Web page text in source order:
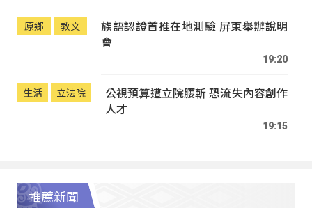
原鄉 教文
族語認證首推在地測驗 屏東舉辦說明
會
19:20
生活 立法院
公視預算遭立院腰斬 恐流失內容創作
人才
19:15
推薦新聞